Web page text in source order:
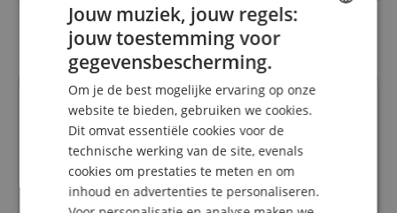
C
Recensies van klanten
3.0/5.0
ITALIAN
SPANISH
Jouw muziek, jouw regels:
jouw toestemming voor
gegevensbescherming.
Om je de best mogelijke ervaring op onze
website te bieden, gebruiken we cookies.
Dit omvat essentiële cookies voor de
technische werking van de site, evenals
cookies om prestaties te meten en om
inhoud en advertenties te personaliseren.